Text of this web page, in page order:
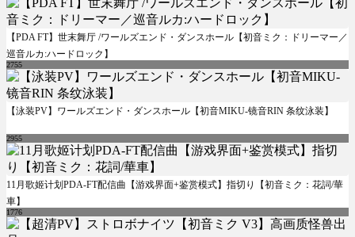
【PDA FT】世末舞厅 /ワールズエンド・ダンスホール【初音ミク：ドリーマー／
巡音ルカ:ハードロック】
2755
【泳装PV】ワールズエンド・ダンスホール【初音MIKU-镜音RIN 条纹泳装】
2955
11月歌姬计划PDA-FT配信曲【游戏界面+鉴赏模式】指切り【初音ミク：花詞/華
車】
1776